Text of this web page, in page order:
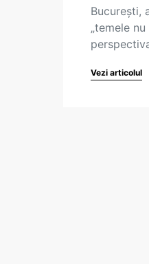
București,
„temele
Vezi articolul